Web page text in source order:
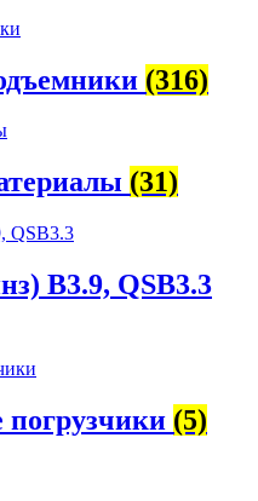
(316)
(31)
B3.9, QSB3.3
погрузчики (5)